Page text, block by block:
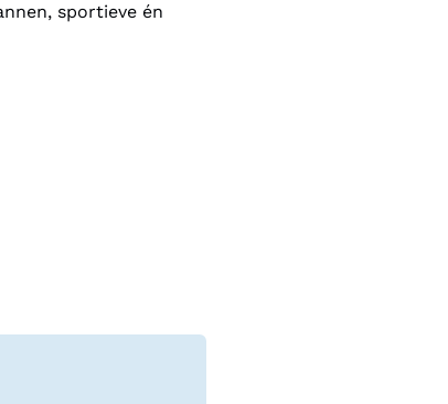
sportieve én